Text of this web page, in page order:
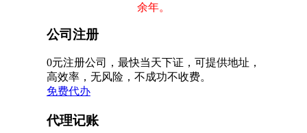
余年。
公司注册
0元注册公司，最快当天下证，可提供地址，
高效率，无风险，不成功不收费。
免费代办
代理记账